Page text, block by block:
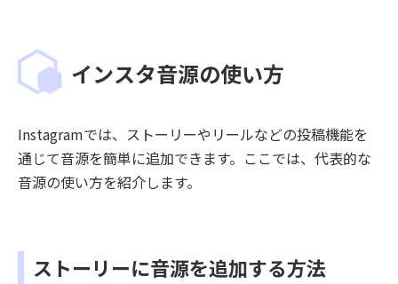
インスタ音源の使い方
Instagramでは、ストーリーやリールなどの投稿機能を
通じて音源を簡単に追加できます。ここでは、代表的な
音源の使い方を紹介します。
ストーリーに音源を追加する方法